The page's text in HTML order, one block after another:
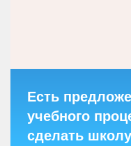
Есть
учебного
сделать